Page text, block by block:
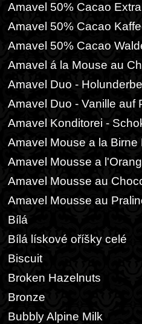
Amavel 50% Cacao
Amavel 50% Cacao
Amavel 50% Cacao
Amavel á la Mouse au
Amavel Duo -
Amavel Duo - Vanille auf
Amavel Konditorei -
Amavel Mouse a la Birne
Amavel Mousse a
Amavel Mousse au
Amavel Mousse au
Bílá
Bílá lískové oříšky celé
Biscuit
Broken Hazelnuts
Bronze
Bubbly Alpine Milk